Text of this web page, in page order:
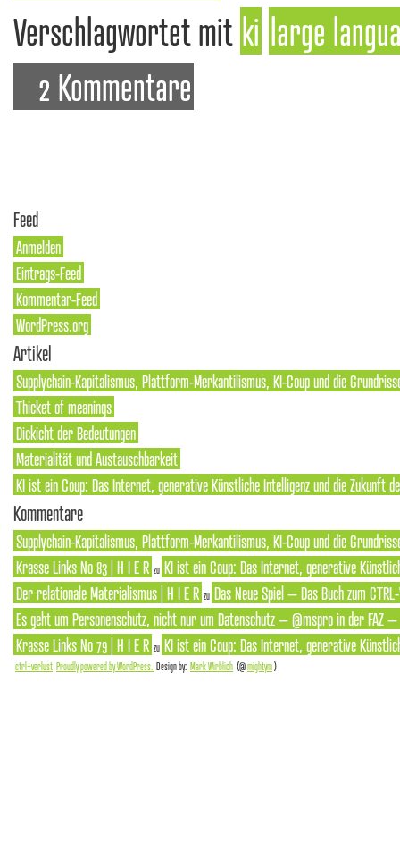
Verschlagwortet mit ki large
2 Kommentare
Feed
Anmelden
Eintrags-Feed
Kommentar-Feed
WordPress.org
Artikel
Supplychain-Kapitalismus, Plattform-Merkantilismus, KI-Coup und die
Thicket of meanings
Dickicht der Bedeutungen
Materialität und Austauschbarkeit
KI ist ein Coup: Das Internet, generative Künstliche Intelligenz und die Zukunft
Kommentare
Supplychain-Kapitalismus, Plattform-Merkantilismus, KI-Coup und die
Krasse Links No 83 | H I E R zu KI ist ein Coup: Das Internet, generative
Der relationale Materialismus | H I E R zu Das Neue Spiel – Das Buch zum
Es geht um Personenschutz, nicht nur um Datenschutz – @mspro in der FAZ
Krasse Links No 79 | H I E R zu KI ist ein Coup: Das Internet, generative
ctrl+verlust Proudly powered by WordPress. Design by: Mark Wirblich (@mightym)